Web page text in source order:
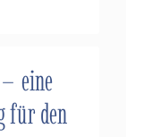
eine
für den